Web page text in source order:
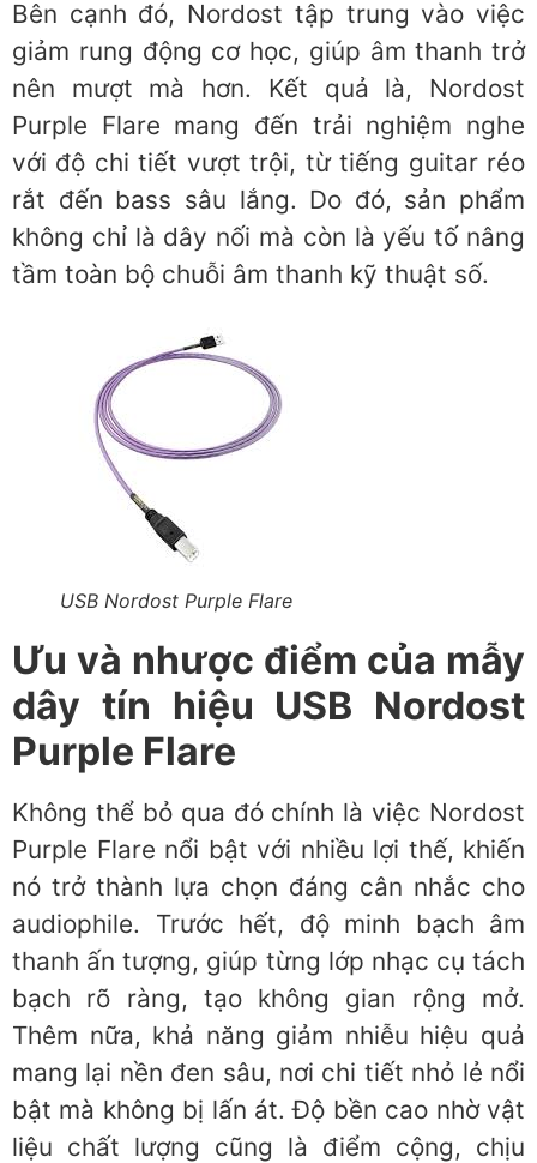
Bên cạnh đó, Nordost tập trung vào việc
giảm rung động cơ học, giúp âm thanh trở
nên mượt mà hơn. Kết quả là, Nordost
Purple Flare mang đến trải nghiệm nghe
với độ chi tiết vượt trội, từ tiếng guitar réo
rắt đến bass sâu lắng. Do đó, sản phẩm
không chỉ là dây nối mà còn là yếu tố nâng
tầm toàn bộ chuỗi âm thanh kỹ thuật số.
USB Nordost Purple Flare
Ưu và nhược điểm của mẫy
dây tín hiệu USB Nordost
Purple Flare
Không thể bỏ qua đó chính là việc Nordost
Purple Flare nổi bật với nhiều lợi thế, khiến
nó trở thành lựa chọn đáng cân nhắc cho
audiophile. Trước hết, độ minh bạch âm
thanh ấn tượng, giúp từng lớp nhạc cụ tách
bạch rõ ràng, tạo không gian rộng mở.
Thêm nữa, khả năng giảm nhiễu hiệu quả
mang lại nền đen sâu, nơi chi tiết nhỏ lẻ nổi
bật mà không bị lấn át. Độ bền cao nhờ vật
liệu chất lượng cũng là điểm cộng, chịu